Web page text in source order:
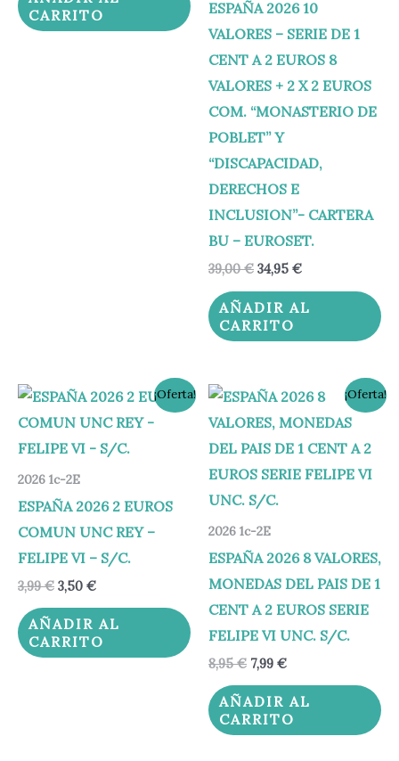
CARRITO
ESPAÑA 2026 10
VALORES – SERIE DE 1
CENT A 2 EUROS 8
VALORES + 2 X 2 EUROS
COM. “MONASTERIO DE
POBLET” Y
“DISCAPACIDAD,
DERECHOS E
INCLUSION”- CARTERA
BU – EUROSET.
39,00€ 34,95 €
AÑADIR AL
CARRITO
¡Oferta!
2026 1c-2E
ESPAÑA 2026 2 EUROS
COMUN UNC REY –
FELIPE VI – S/C.
3,99€
El
precio
original
3,99 €.
3,50 €
El
precio
actual
3,50 €.
AÑADIR AL
CARRITO
¡Oferta!
2026 1c-2E
ESPAÑA 2026 8 VALORES,
MONEDAS DEL PAIS DE 1
CENT A 2 EUROS SERIE
FELIPE VI UNC. S/C.
8,95€
El
precio
original
8,95 €.
7,99 €
El
precio
actual
7,99 €.
AÑADIR AL
CARRITO